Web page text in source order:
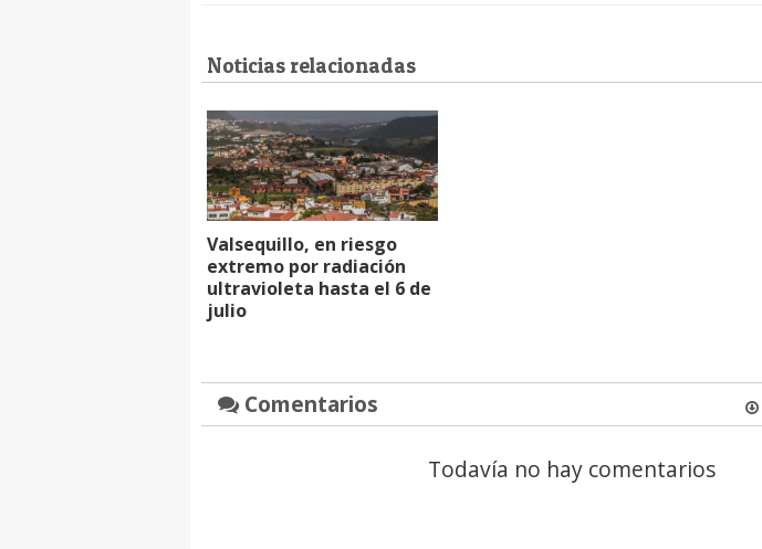
Noticias relacionadas
Valsequillo, en riesgo
extremo por radiación
ultravioleta hasta el 6 de
julio
Comentarios
Todavía no hay comentarios